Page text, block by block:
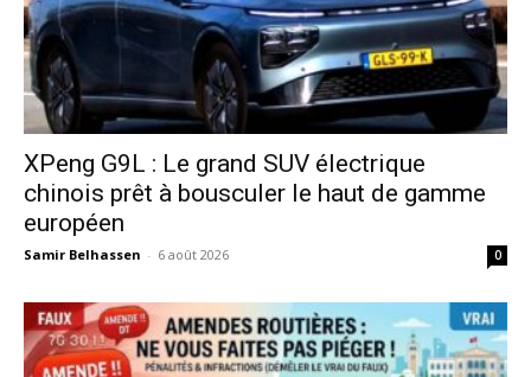
XPeng G9L : Le grand SUV électrique
chinois prêt à bousculer le haut de gamme
européen
Samir Belhassen - 6 août 2026 0